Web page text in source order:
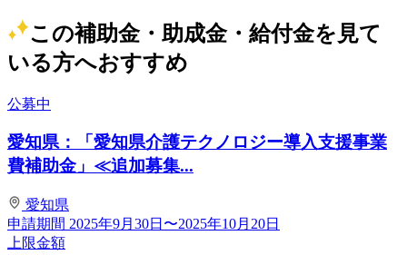
この補助金・助成金・給付金を見て
いる方へおすすめ
公募中
愛知県：「愛知県介護テクノロジー導入支援事業
費補助金」≪追加募集...
愛知県
申請期間 2025年9月30日〜2025年10月20日
上限金額